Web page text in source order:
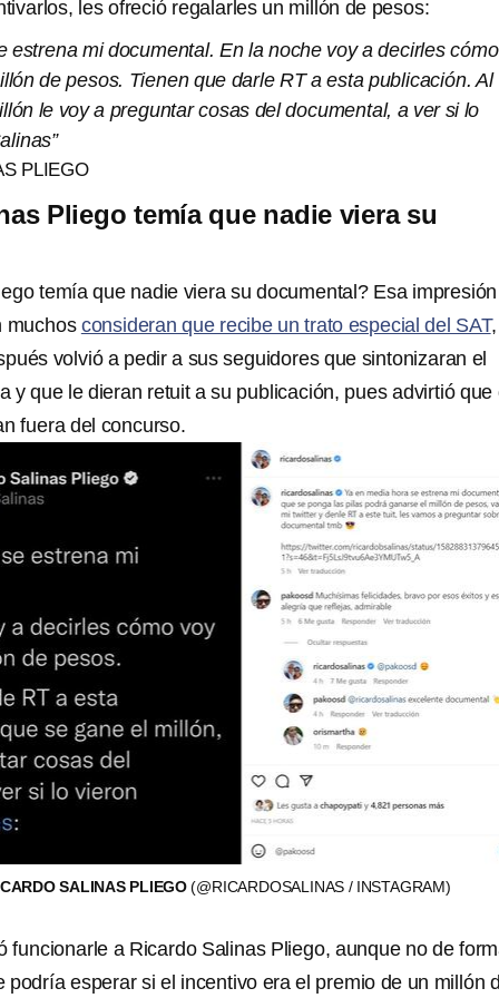
les ofreció regalarles un millón de pesos:
estrena mi documental. En la noche voy a decirles cómo
de pesos. Tienen que darle RT a esta publicación. Al
le voy a preguntar cosas del documental, a ver si lo
PLIEGO
Pliego temía que nadie viera su
temía que nadie viera su documental? Esa
muchosconsideran que recibe un trato especial del SAT,
volvió a pedir a sus seguidores que sintonizaran el
y que le dieran retuit a su publicación, pues advirtió que
fuera del concurso.
SALINAS PLIEGO(@RICARDOSALINAS / INSTAGRAM)
funcionarle a Ricardo Salinas Pliego, aunque no de
podría esperar si el incentivo era el premio de un millón